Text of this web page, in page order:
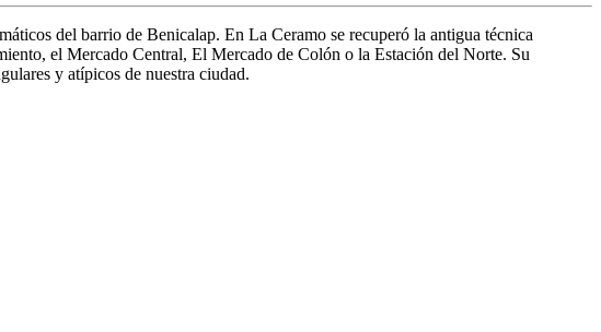
del barrio de Benicalap. En La Ceramo se recuperó la antigua técnica
el Mercado Central, El Mercado de Colón o la Estación del Norte. Su
y atípicos de nuestra ciudad.